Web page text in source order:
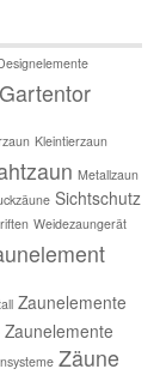
Gartentor
Kleintierzaun
Metallzaun
Sichtschutz
Weidezaungerät
Zaunelemente
Zaunelemente
Zäune